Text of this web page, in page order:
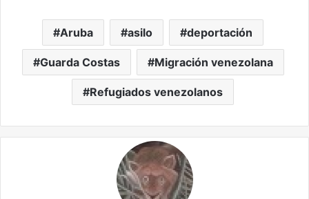
Aruba asilo deportación
Guarda Costas Migración venezolana
Refugiados venezolanos